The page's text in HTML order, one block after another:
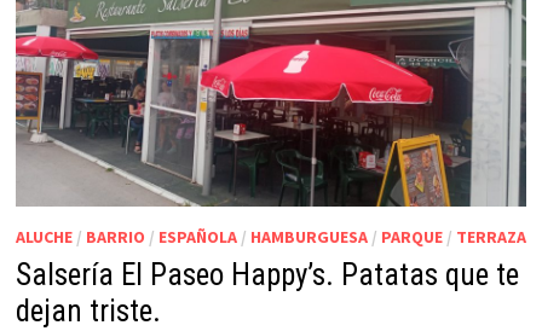
ALUCHE/ BARRIO / ESPAÑOLA/ HAMBURGUESA/ PARQUE/ TERRAZA
Salsería El Paseo Happy’s. Patatas que te
dejan triste.